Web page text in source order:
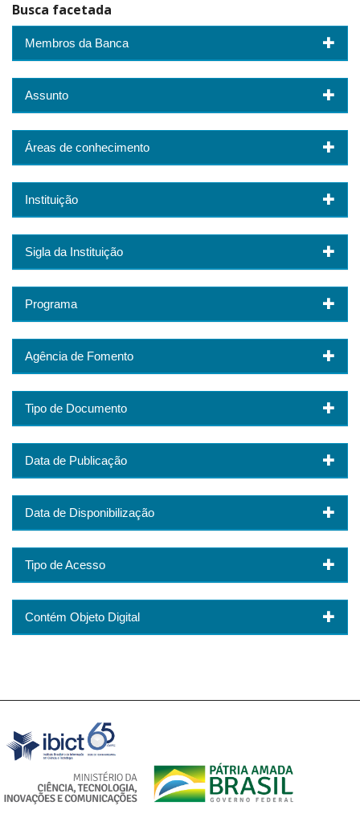
Busca facetada
Membros da Banca
Assunto
Áreas de conhecimento
Instituição
Sigla da Instituição
Programa
Agência de Fomento
Tipo de Documento
Data de Publicação
Data de Disponibilização
Tipo de Acesso
Contém Objeto Digital